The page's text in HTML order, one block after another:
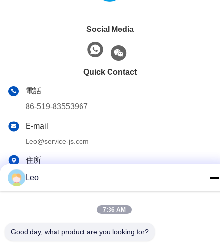
Social Media
Quick Contact
電話
86-519-83553967
E-mail
Leo@service-js.com
住所
高技術産業公園 武津地区 チャン州 江蘇県 中華人民共和国
プライバシー規約|サイトマップ
2023-2026 Jiangsu Service Petroleum Technology Co., Ltd . 複製
Leo
7:36 AM
Good day, what product are you looking for?